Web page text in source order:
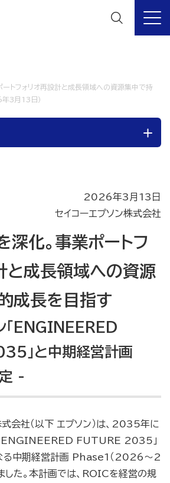
トフォリオ再設計と成長領域への資源集中で持
3月13日）
2026年3月13日
セイコーエプソン株式会社
化。事業ポートフ
と成長領域への資源
成長を目指す
「ENGINEERED
」と中期経営計画
-
式会社（以下 エプソン）は、2035年に
「ENGINEERED FUTURE 2035」
る中期経営計画 Phase1（2026～2
した。本計画では、ROICを経営の規